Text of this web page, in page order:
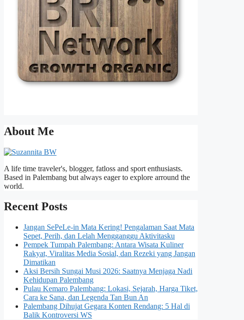
About Me
A life time traveler's, blogger, fatloss and sport enthusiasts.
Based in Palembang but always eager to explore arround the
world.
Recent Posts
Jangan SePeLe-in Mata Kering! Pengalaman Saat Mata
Sepet, Perih, dan Lelah Mengganggu Aktivitasku
Pempek Tumpah Palembang: Antara Wisata Kuliner
Rakyat, Viralitas Media Sosial, dan Rezeki yang Jangan
Dimatikan
Aksi Bersih Sungai Musi 2026: Saatnya Menjaga Nadi
Kehidupan Palembang
Pulau Kemaro Palembang: Lokasi, Sejarah, Harga Tiket,
Cara ke Sana, dan Legenda Tan Bun An
Palembang Dihujat Gegara Konten Rendang: 5 Hal di
Balik Kontroversi WS